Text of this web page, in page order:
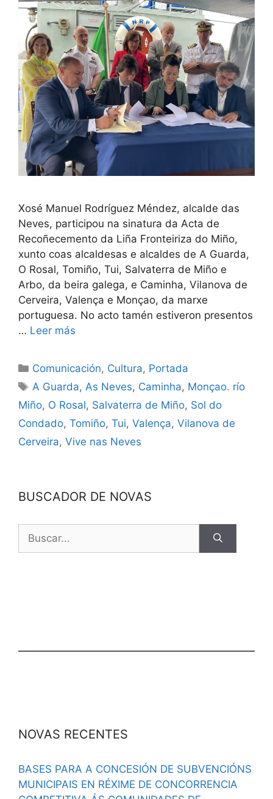
Xosé Manuel Rodríguez Méndez, alcalde das
Neves, participou na sinatura da Acta de
Recoñecemento da Liña Fronteiriza do Miño,
xunto coas alcaldesas e alcaldes de A Guarda,
O Rosal, Tomiño, Tui, Salvaterra de Miño e
Arbo, da beira galega, e Caminha, Vilanova de
Cerveira, Valença e Monçao, da marxe
portuguesa. No acto tamén estiveron presentos
… Leer más
Comunicación, Cultura, Portada
A Guarda, As Neves, Caminha, Monçao. río
Miño, O Rosal, Salvaterra de Miño, Sol do
Condado, Tomiño, Tui, Valença, Vilanova de
Cerveira, Vive nas Neves
BUSCADOR DE NOVAS
NOVAS RECENTES
BASES PARA A CONCESIÓN DE SUBVENCIÓNS
MUNICIPAIS EN RÉXIME DE CONCORRENCIA